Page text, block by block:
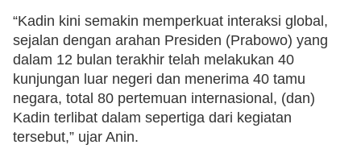
“Kadin kini semakin memperkuat interaksi global,
sejalan dengan arahan Presiden (Prabowo) yang
dalam 12 bulan terakhir telah melakukan 40
kunjungan luar negeri dan menerima 40 tamu
negara, total 80 pertemuan internasional, (dan)
Kadin terlibat dalam sepertiga dari kegiatan
tersebut,” ujar Anin.